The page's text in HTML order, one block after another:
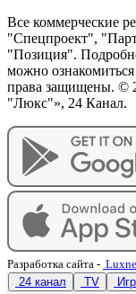
Все коммерческие
"Спецпроект",
"Позиция".
можно
права защищены. ©
"Люкс"», 24 Канал.
Разработка сайта -
24 канал
TV